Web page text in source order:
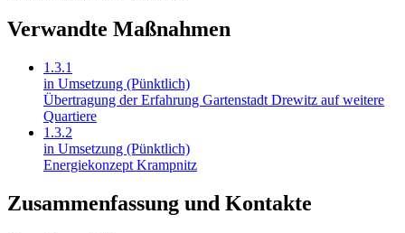
Verwandte Maßnahmen
1.3.1
in Umsetzung (Pünktlich)
Übertragung der Erfahrung Gartenstadt Drewitz auf weitere
Quartiere
1.3.2
in Umsetzung (Pünktlich)
Energiekonzept Krampnitz
Zusammenfassung und Kontakte